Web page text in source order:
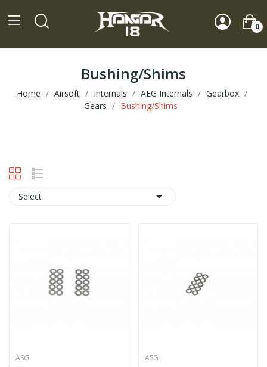
0
Bushing/Shims
Home Airsoft Internals AEG Internals
Gearbox
Gears
Bushing/Shims
Select 
ASG ASG